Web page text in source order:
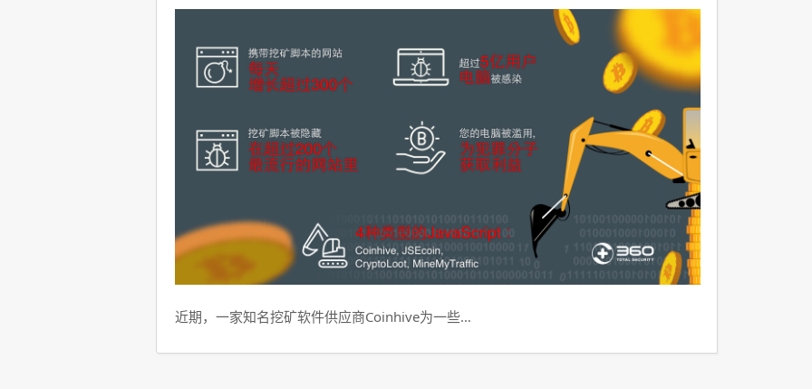
近期，一家知名挖矿软件供应商Coinhive为一些…